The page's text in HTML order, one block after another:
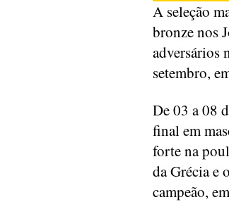
A seleção
bronze nos
adversários
setembro,
De 03 a 08
final em
forte na
da Grécia e
campeão,